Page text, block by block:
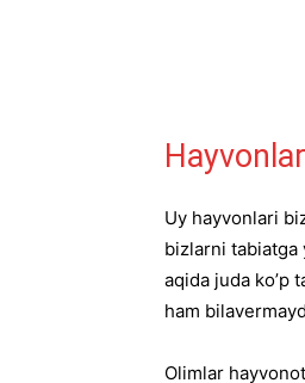
Uy hayvonlari
bizlarni tabiatga
aqida juda ko’p
ham
Olimlar